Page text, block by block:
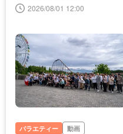
2026/08/01 12:00
バラエティー 動画